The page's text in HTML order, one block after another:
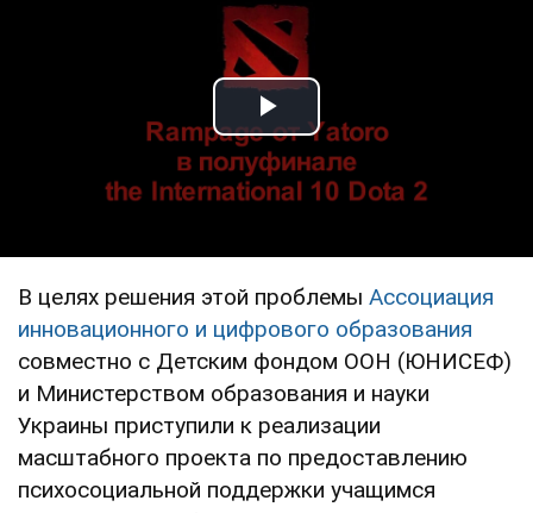
Play Video
В целях решения этой проблемы Ассоциация
инновационного и цифрового образования
совместно с Детским фондом ООН (ЮНИСЕФ)
и Министерством образования и науки
Украины приступили к реализации
масштабного проекта по предоставлению
психосоциальной поддержки учащимся